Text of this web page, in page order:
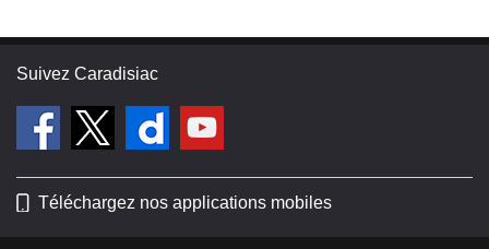
Suivez Caradisiac
Téléchargez nos applications mobiles